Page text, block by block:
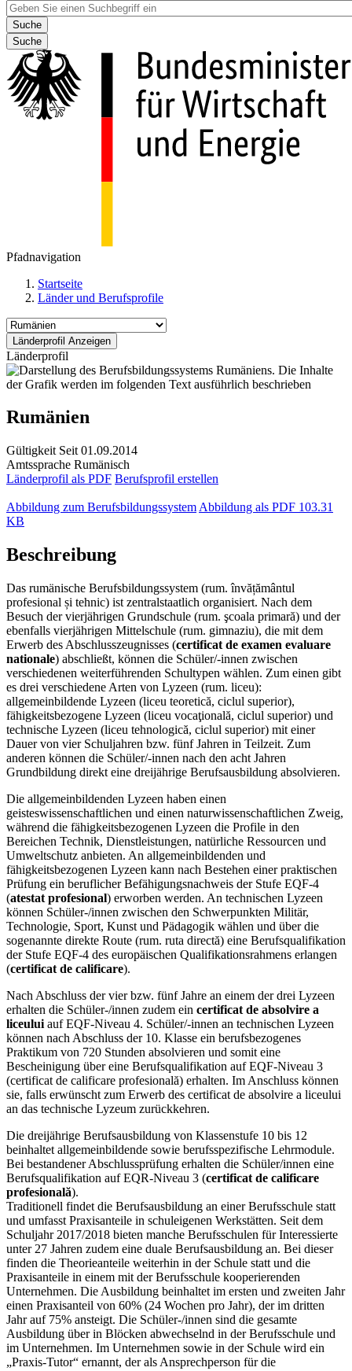
Suche
Pfadnavigation
Startseite
Länder und Berufsprofile
Länderprofil
Rumänien
Gültigkeit Seit 01.09.2014
Amtssprache Rumänisch
Länderprofil als PDF Berufsprofil erstellen
Abbildung zum Berufsbildungssystem Abbildung als PDF 103.31
KB
Beschreibung
Das rumänische Berufsbildungssystem (rum. învățământul
profesional și tehnic) ist zentralstaatlich organisiert. Nach dem
Besuch der vierjährigen Grundschule (rum. şcoala primară) und der
ebenfalls vierjährigen Mittelschule (rum. gimnaziu), die mit dem
Erwerb des Abschlusszeugnisses (certificat de examen evaluare
nationale) abschließt, können die Schüler/-innen zwischen
verschiedenen weiterführenden Schultypen wählen. Zum einen gibt
es drei verschiedene Arten von Lyzeen (rum. liceu):
allgemeinbildende Lyzeen (liceu teoretică, ciclul superior),
fähigkeitsbezogene Lyzeen (liceu vocaţională, ciclul superior) und
technische Lyzeen (liceu tehnologică, ciclul superior) mit einer
Dauer von vier Schuljahren bzw. fünf Jahren in Teilzeit. Zum
anderen können die Schüler/-innen nach den acht Jahren
Grundbildung direkt eine dreijährige Berufsausbildung absolvieren.
Die allgemeinbildenden Lyzeen haben einen
geisteswissenschaftlichen und einen naturwissenschaftlichen Zweig,
während die fähigkeitsbezogenen Lyzeen die Profile in den
Bereichen Technik, Dienstleistungen, natürliche Ressourcen und
Umweltschutz anbieten. An allgemeinbildenden und
fähigkeitsbezogenen Lyzeen kann nach Bestehen einer praktischen
Prüfung ein beruflicher Befähigungsnachweis der Stufe EQF-4
(atestat profesional) erworben werden. An technischen Lyzeen
können Schüler-/innen zwischen den Schwerpunkten Militär,
Technologie, Sport, Kunst und Pädagogik wählen und über die
sogenannte direkte Route (rum. ruta directă) eine Berufsqualifikation
der Stufe EQF-4 des europäischen Qualifikationsrahmens erlangen
(certificat de calificare).
Nach Abschluss der vier bzw. fünf Jahre an einem der drei Lyzeen
erhalten die Schüler-/innen zudem ein certificat de absolvire a
liceului auf EQF-Niveau 4. Schüler/-innen an technischen Lyzeen
können nach Abschluss der 10. Klasse ein berufsbezogenes
Praktikum von 720 Stunden absolvieren und somit eine
Bescheinigung über eine Berufsqualifikation auf EQF-Niveau 3
(certificat de calificare profesională) erhalten. Im Anschluss können
sie, falls erwünscht zum Erwerb des certificat de absolvire a liceului
an das technische Lyzeum zurückkehren.
Die dreijährige Berufsausbildung von Klassenstufe 10 bis 12
beinhaltet allgemeinbildende sowie berufsspezifische Lehrmodule.
Bei bestandener Abschlussprüfung erhalten die Schüler/innen eine
Berufsqualifikation auf EQR-Niveau 3 (certificat de calificare
profesională).
Traditionell findet die Berufsausbildung an einer Berufsschule statt
und umfasst Praxisanteile in schuleigenen Werkstätten. Seit dem
Schuljahr 2017/2018 bieten manche Berufsschulen für Interessierte
unter 27 Jahren zudem eine duale Berufsausbildung an. Bei dieser
finden die Theorieanteile weiterhin in der Schule statt und die
Praxisanteile in einem mit der Berufsschule kooperierenden
Unternehmen. Die Ausbildung beinhaltet im ersten und zweiten Jahr
einen Praxisanteil von 60% (24 Wochen pro Jahr), der im dritten
Jahr auf 75% ansteigt. Die Schüler-/innen sind die gesamte
Ausbildung über in Blöcken abwechselnd in der Berufsschule und
im Unternehmen. Im Unternehmen sowie in der Schule wird ein
„Praxis-Tutor“ ernannt, der als Ansprechperson für die